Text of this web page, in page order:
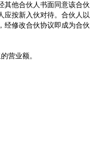
其他合伙人书面同意该合伙
应按新入伙对待。合伙人以
经修改合伙协议即成为合伙
的营业额。